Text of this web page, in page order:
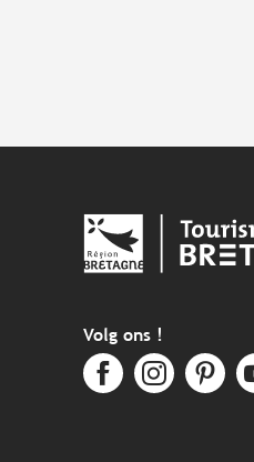
Volg ons !